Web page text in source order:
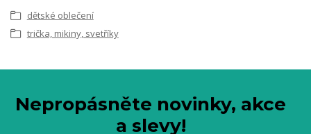
dětské oblečení
trička, mikiny, svetříky
Nepropásněte novinky, akce
a slevy!